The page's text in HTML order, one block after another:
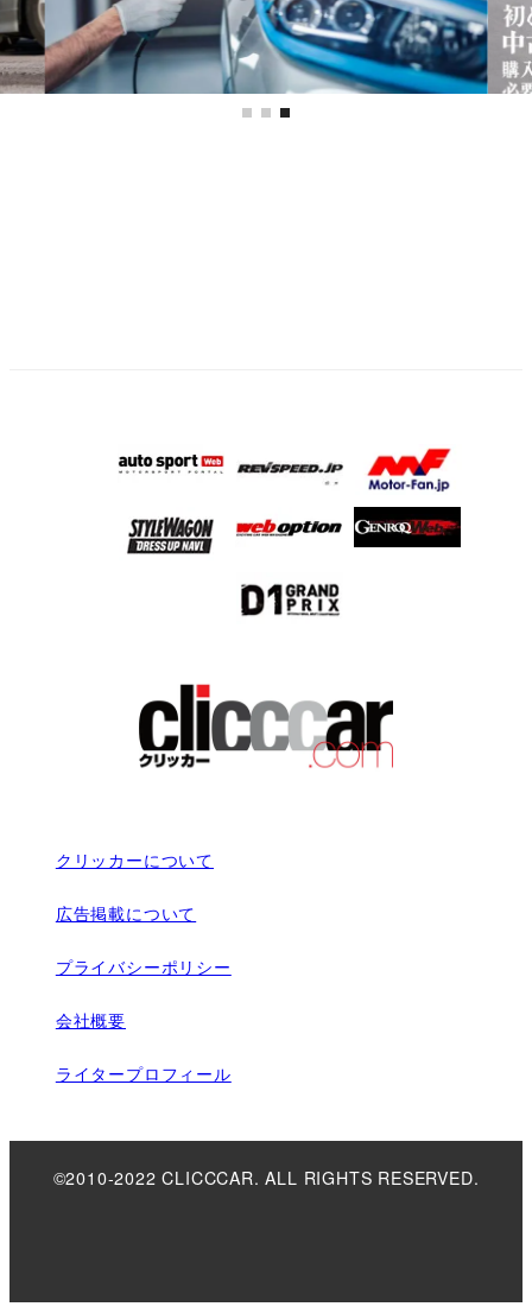
クリッカーについて
広告掲載について
プライバシーポリシー
会社概要
ライタープロフィール
©2010-2022 CLICCCAR. ALL RIGHTS RESERVED.